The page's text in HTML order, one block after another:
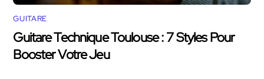
GUITARE
Guitare Technique Toulouse : 7 Styles Pour
Booster Votre Jeu